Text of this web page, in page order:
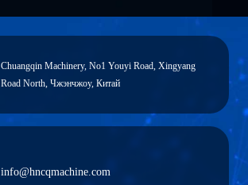
Chuangqin Machinery, No1 Youyi Road, Xingyang
Road North, Чжэнчжоу, Китай
info@hncqmachine.com